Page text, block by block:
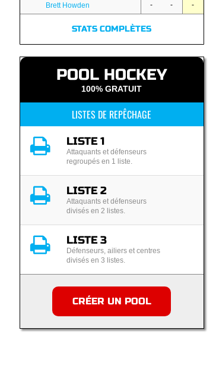
Brett Howden - - -
STATS COMPLÈTES
POOL HOCKEY
100% GRATUIT
LISTES DE REPÊCHAGE
LISTE 1
Attaquants et défenseurs
regroupés en 1 liste.
LISTE 2
Attaquants et défenseurs
divisés en 2 listes.
LISTE 3
Défenseurs, ailiers et centres
divisés en 3 listes.
CRÉER UN POOL